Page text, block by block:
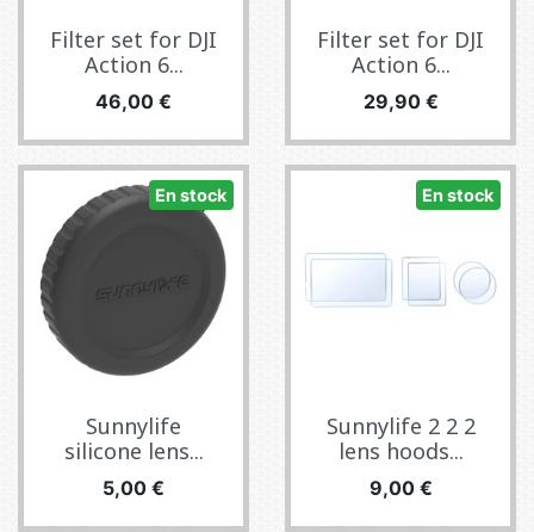
Filter set for DJI
Action 6...
Precio
46,00 €
Filter set for DJI
Action 6...
Precio
29,90 €
En stock
Sunnylife
silicone lens...
Precio
5,00 €
En stock
Sunnylife 2 2 2
lens hoods...
Precio
9,00 €